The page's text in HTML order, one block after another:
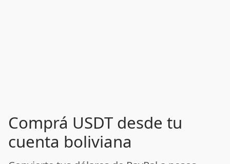
Comprá USDT desde tu
cuenta boliviana